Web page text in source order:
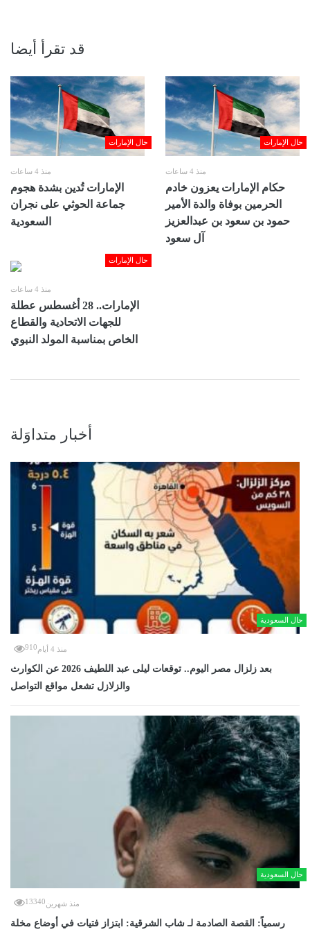
قد تقرأ أيضا
حال الإمارات
منذ 4 ساعات
الإمارات تُدين بشدة هجوم
جماعة الحوثي على نجران
السعودية
حال الإمارات
منذ 4 ساعات
حكام الإمارات يعزون خادم
الحرمين بوفاة والدة الأمير
حمود بن سعود بن عبدالعزيز
آل سعود
حال الإمارات
منذ 4 ساعات
الإمارات.. 28 أغسطس عطلة
للجهات الاتحادية والقطاع
الخاص بمناسبة المولد النبوي
أخبار متداوَلة
حال السعودية
منذ 4 أيام 910
بعد زلزال مصر اليوم.. توقعات ليلى عبد اللطيف 2026 عن الكوارث
والزلازل تشعل مواقع التواصل
حال السعودية
منذ شهرين13340
رسمياً: القصة الصادمة لـ شاب الشرقية: ابتزاز فتيات في أوضاع مخلة